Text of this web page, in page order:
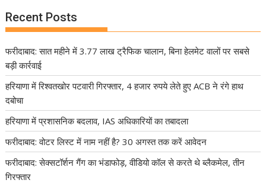
Recent Posts
फरीदाबाद: सात महीने में 3.77 लाख ट्रैफिक चालान, बिना हेलमेट वालों पर सबसे
बड़ी कार्रवाई
हरियाणा में रिश्वतखोर पटवारी गिरफ्तार, 4 हजार रुपये लेते हुए ACB ने रंगे हाथ
दबोचा
हरियाणा में प्रशासनिक बदलाव, IAS अधिकारियों का तबादला
फरीदाबाद: वोटर लिस्ट में नाम नहीं है? 30 अगस्त तक करें आवेदन
फरीदाबाद: सेक्सटॉर्शन गैंग का भंडाफोड़, वीडियो कॉल से करते थे ब्लैकमेल, तीन
गिरफ्तार